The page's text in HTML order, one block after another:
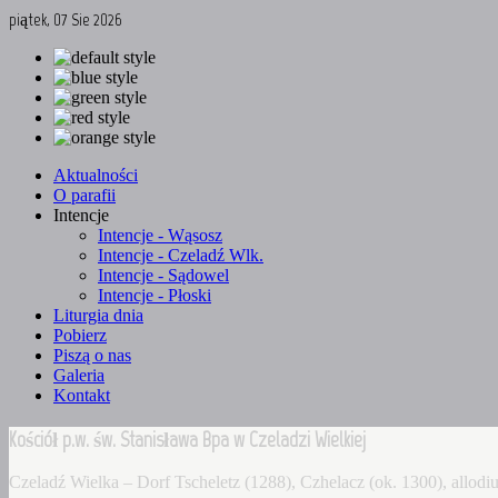
piątek, 07 Sie 2026
Aktualności
O parafii
Intencje
Intencje - Wąsosz
Intencje - Czeladź Wlk.
Intencje - Sądowel
Intencje - Płoski
Liturgia dnia
Pobierz
Piszą o nas
Galeria
Kontakt
Kościół p.w. św. Stanisława Bpa w Czeladzi Wielkiej
Czeladź Wielka – Dorf Tscheletz (1288), Czhelacz (ok. 1300),